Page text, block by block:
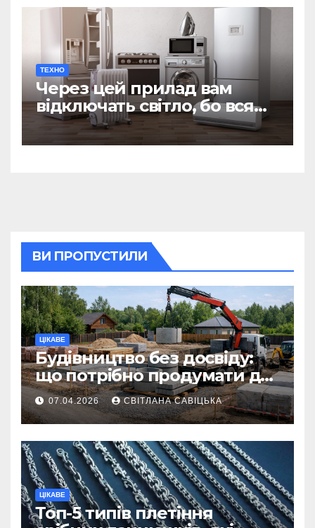
ТЕХНО
Через цей прилад вам
відключать світло, бо вся
техніка згорить: Пристрій є
у кожному домі
ВИ ПРОПУСТИЛИ
ЦІКАВЕ
Будівництво без досвіду:
що потрібно продумати до
першої доставки на
ділянку
07.04.2026 СВІТЛАНА САВІЦЬКА
ЦІКАВЕ
Топ-5 типів плетіння